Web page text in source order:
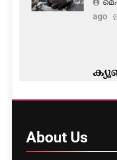
ago
ago
About Us